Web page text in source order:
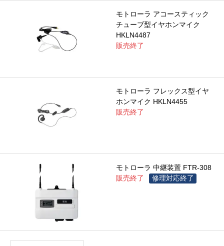
モトローラ アコースティック
チューブ型イヤホンマイク
HKLN4487
販売終了
モトローラ フレックス型イヤ
ホンマイク HKLN4455
販売終了
モトローラ 中継装置 FTR-308
販売終了
修理対応終了